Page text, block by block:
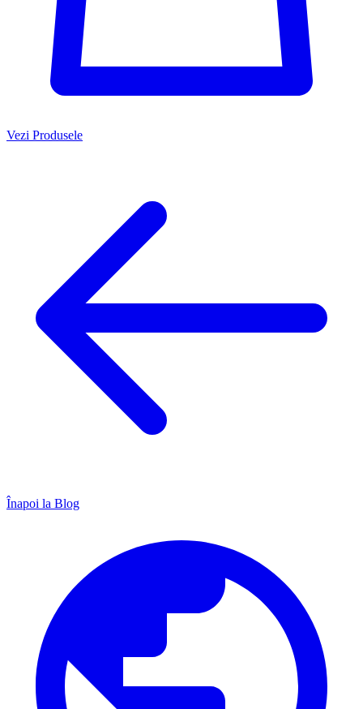
Vezi Produsele
Înapoi la Blog